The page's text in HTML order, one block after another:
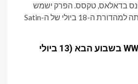
בדאלאס, טקסס. הפרק ישמש
כתוכנית ההולכים הביתה למהדורת ה-18 ביולי של ה-Satin
הוכרז עבור WWE Raw בשבוע הבא (13 ביולי